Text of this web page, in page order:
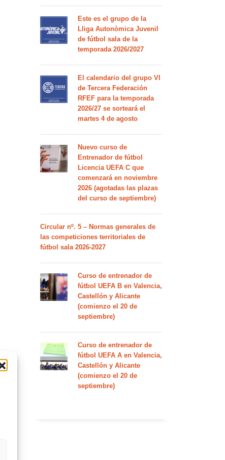
Este es el grupo de la
Lliga Autonòmica Juvenil
de fútbol sala de la
temporada 2026/2027
El calendario del grupo VI
de Tercera Federación
RFEF para la temporada
2026/27 se sorteará el
martes 4 de agosto
Nuevo curso de
Entrenador de fútbol
Licencia UEFA C que
comenzará en noviembre
2026 (agotadas las plazas
del curso de septiembre)
Circular nº. 5 – Normas generales de
las competiciones territoriales de
fútbol sala 2026-2027
Curso de entrenador de
fútbol UEFA B en Valencia,
Castellón y Alicante
(comienzo el 20 de
septiembre)
Curso de entrenador de
fútbol UEFA A en Valencia,
Castellón y Alicante
(comienzo el 20 de
septiembre)